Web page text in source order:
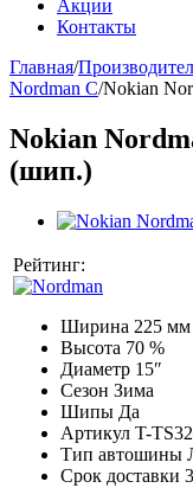
Акции
Контакты
Главная/
Nordman C/Nokian
Nokian
(шип.)
Рейтинг:
Ширина 225 мм
Высота 70 %
Диаметр 15″
Сезон Зима
Шипы Да
Артикул T-
Тип автошины
Срок доставки